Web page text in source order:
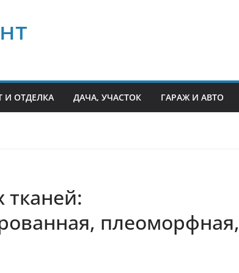
И ОТДЕЛКА ДАЧА, УЧАСТОК ГАРАЖ И АВТО
тканей:
плеоморфная,